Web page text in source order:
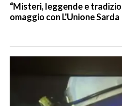
“Misteri, leggende e
omaggio con L'Unione Sarda